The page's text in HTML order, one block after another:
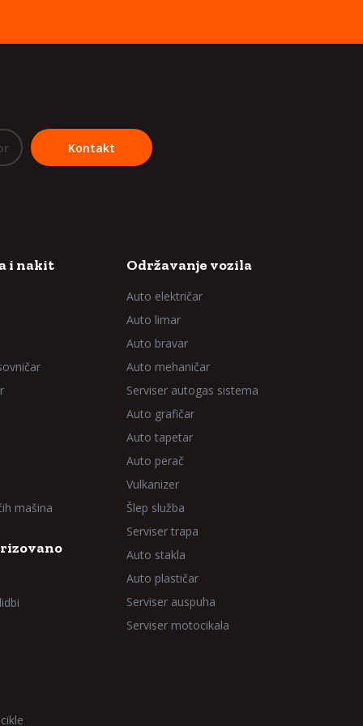
Kontakt
i nakit
mašina
Održavanje vozila
Auto električar
Auto limar
Auto bravar
Auto mehaničar
Serviser autogas sistema
Auto grafičar
Auto tapetar
Auto perač
Vulkanizer
Šlep služba
Serviser trapa
Auto stakla
Auto plastičar
Serviser auspuha
Serviser motocikala